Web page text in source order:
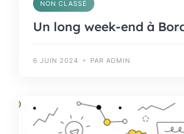
NON CLASSÉ
Un long week-end à
6 JUIN 2024 PAR ADMIN